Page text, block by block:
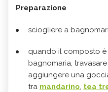
Preparazione
sciogliere a
quando il composto
bagnomaria,
aggiungere una
tra mandarino, tea